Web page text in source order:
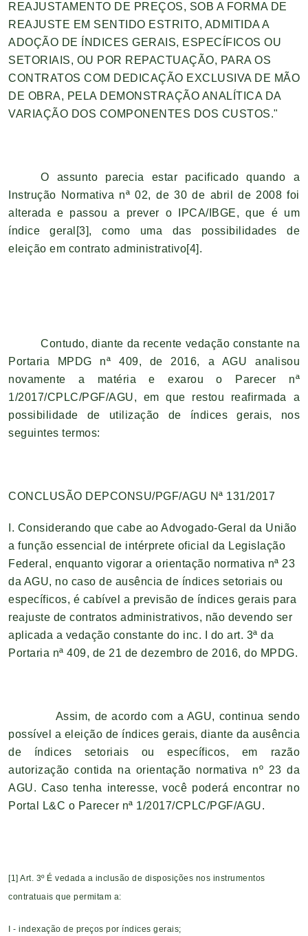
REAJUSTAMENTO DE PREÇOS, SOB A FORMA DE
REAJUSTE EM SENTIDO ESTRITO, ADMITIDA A
ADOÇÃO DE ÍNDICES GERAIS, ESPECÍFICOS OU
SETORIAIS, OU POR REPACTUAÇÃO, PARA OS
CONTRATOS COM DEDICAÇÃO EXCLUSIVA DE MÃO
DE OBRA, PELA DEMONSTRAÇÃO ANALÍTICA DA
VARIAÇÃO DOS COMPONENTES DOS CUSTOS."
O assunto parecia estar pacificado quando a
Instrução Normativa nª 02, de 30 de abril de 2008 foi
alterada e passou a prever o IPCA/IBGE, que é um
índice geral [3], como uma das possibilidades de
eleição em contrato administrativo[4] .
Contudo, diante da recente vedação constante na
Portaria MPDG nª 409, de 2016, a AGU analisou
novamente a matéria e exarou o Parecer nª
1/2017/CPLC/PGF/AGU, em que restou reafirmada a
possibilidade de utilização de índices gerais, nos
seguintes termos:
CONCLUSÃO DEPCONSU/PGF/AGU Nª 131/2017
I. Considerando que cabe ao Advogado-Geral da União
a função essencial de intérprete oficial da Legislação
Federal, enquanto vigorar a orientação normativa nª 23
da AGU, no caso de ausência de índices setoriais ou
específicos, é cabível a previsão de índices gerais para
reajuste de contratos administrativos, não devendo ser
aplicada a vedação constante do inc. I do art. 3ª da
Portaria nª 409, de 21 de dezembro de 2016, do MPDG.
Assim, de acordo com a AGU, continua sendo
possível a eleição de índices gerais, diante da ausência
de índices setoriais ou específicos, em razão
autorização contida na orientação normativa nº 23 da
AGU. Caso tenha interesse, você poderá encontrar no
Portal L&C o Parecer nª 1/2017/CPLC/PGF/AGU.
[1] Art. 3º É vedada a inclusão de disposições nos instrumentos
contratuais que permitam a:
I - indexação de preços por índices gerais;